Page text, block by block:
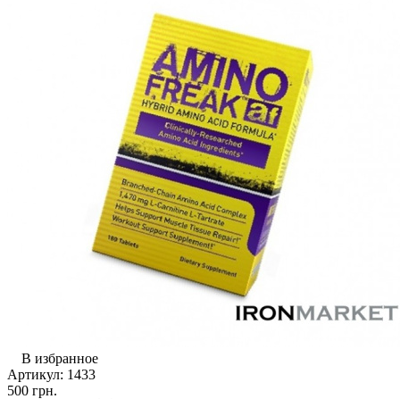
В избранное
Артикул: 1433
500 грн.